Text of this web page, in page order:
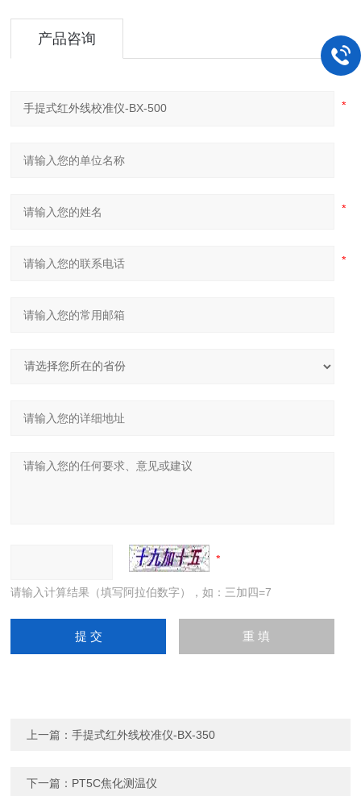
产品咨询
请输入计算结果（填写阿拉伯数字），如：三加四=7
上一篇：手提式红外线校准仪-BX-350
下一篇： PT5C焦化测温仪